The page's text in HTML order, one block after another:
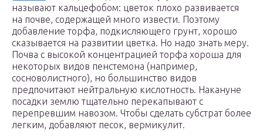
называют кальцефобом: цветок плохо развивается
на почве, содержащей много извести. Поэтому
добавление торфа, подкисляющего грунт, хорошо
сказывается на развитии цветка. Но надо знать меру.
Почва с высокой концентрацией торфа хороша для
некоторых видов пенстемона (например,
сосноволистного), но большинство видов
предпочитают нейтральную кислотность. Накануне
посадки землю тщательно перекапывают с
перепревшим навозом. Чтобы сделать субстрат более
легким, добавляют песок, вермикулит.